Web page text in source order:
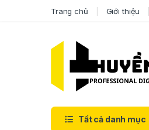
Trang chủ Giới thiệu
Tất cả danh mục